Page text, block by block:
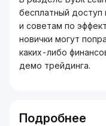
бесплатный доступ
и советам по
новички могут
каких-либо
демо трейдинга.
Подробнее